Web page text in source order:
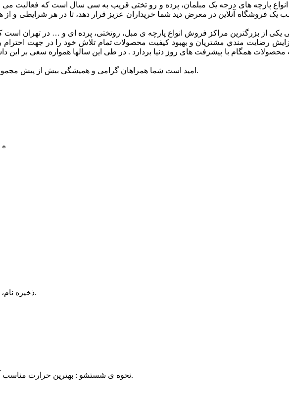
انواع پارچه های درجه یک مبلمان، پرده و رو تختی قریب به سی سال است که
یک فروشگاه آنلاین در معرض دید شما خریداران عزیز قرار دهد، تا در هر شرایطی و از هر
رضايت مندي مشتريان و بهبود کيفيت محصولات تمام تلاش خود را در جهت
محصولات همگام با پیشرفت های روز دنیا بردارد . در طی این سالها همواره سعی بر این
امید است شما همراهان گرامی و همیشگی بیش از پیش مجموعه ایپکچی را مورد لطف خود قرارداده و ما را مورد حمایت خودتان قرار دهید.
*
ذخیره نام، ایمیل و وبسایت من در مرورگر برای زمانی که دوباره دیدگاهی می‌نویسم.
نحوه ی شستشو : بهترین حرارت مناسب آب برای شستشو پارچه شانل ۳۰ درجه ی سانتی گراد در نظر گرفته می شود.